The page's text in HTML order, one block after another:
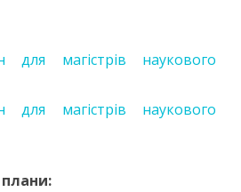
для магістрів наукового
для магістрів наукового
плани: